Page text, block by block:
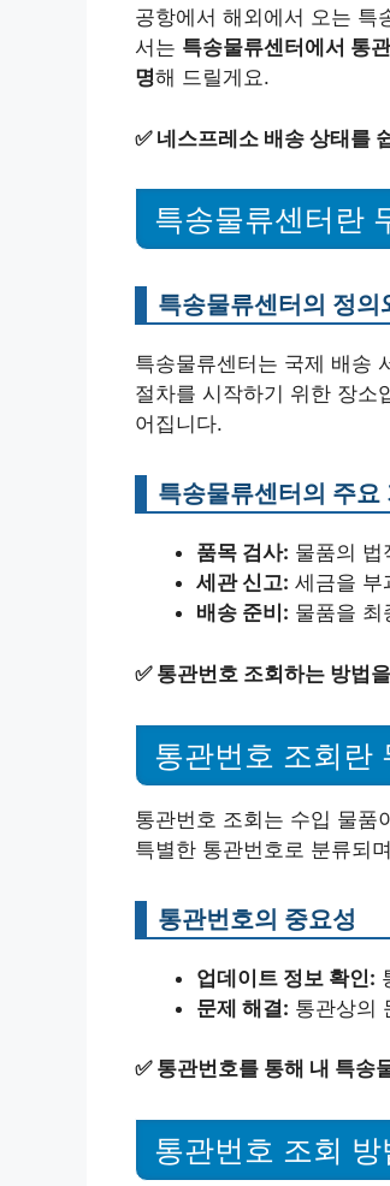
공항에서 해외에서 오는 특
서는 특송물류센터에서 통
명해 드릴게요.
✅ 네스프레소 배송 상태를
특송물류센터란
특송물류센터의 정의
특송물류센터는 국제 배송
절차를 시작하기 위한 장소
어집니다.
특송물류센터의 주요
품목 검사: 물품의 법
세관 신고: 세금을 부
배송 준비: 물품을 최
✅ 통관번호 조회하는 방법
통관번호 조회란
통관번호 조회는 수입 물품
특별한 통관번호로 분류되
통관번호의 중요성
업데이트 정보 확인:
문제 해결: 통관상의
✅ 통관번호를 통해 내 특송
통관번호 조회 방